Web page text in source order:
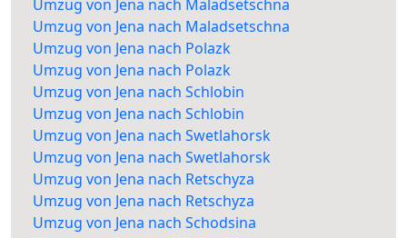
Umzug von Jena nach Maladsetschna
Umzug von Jena nach Maladsetschna
Umzug von Jena nach Polazk
Umzug von Jena nach Polazk
Umzug von Jena nach Schlobin
Umzug von Jena nach Schlobin
Umzug von Jena nach Swetlahorsk
Umzug von Jena nach Swetlahorsk
Umzug von Jena nach Retschyza
Umzug von Jena nach Retschyza
Umzug von Jena nach Schodsina